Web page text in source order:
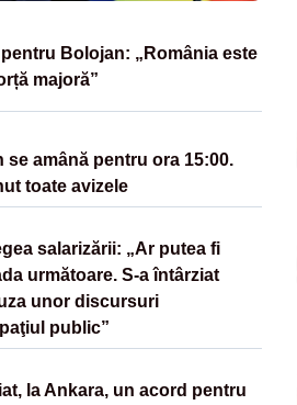
Bolojan: „România este
majoră”
se amână pentru ora 15:00.
toate avizele
salarizării: „Ar putea fi
următoare. S-a întârziat
unor discursuri
public”
la Ankara, un acord pentru